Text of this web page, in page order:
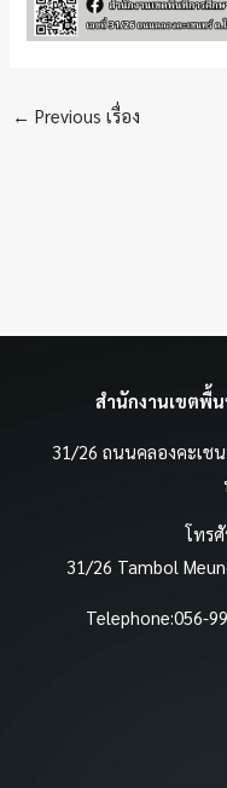
← Previous เรื่อง
สำนักงานเขตพื้
31/26 ถนนคลองคะเช
โทร
31/26 Tambol
Telephone:056-